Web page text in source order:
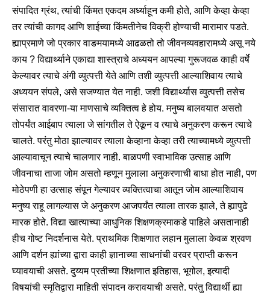
संपादित ग्रंथ, त्यांची किंमत एकदम अर्ध्याहून कमी होते, आणि केव्हा केव्हा
तर त्यांची कागद आणि शाईच्या किंमतीनेच विक्री होण्याची मारामार पडते.
ह्याप्रमाणे जो प्रकार वाङमयामध्ये आढळतो तो जीवनव्यवहारामध्ये असू नये
काय ? विद्यार्थ्याने एकाद्या शास्त्राचे अध्ययन आपल्या गुरूजवळ काही वर्षे
केल्यावर त्याचे अंगी व्युत्पत्ती येते आणि तशी व्युत्पत्ती आल्याशिवाय त्याचे
अध्ययन संपले, असे सजण्यात येत नाही. जशी विद्यार्थ्यास व्युत्पत्ती तसेच
संसारात वावरणा-या माणसाचे व्यक्तित्व हे होय. मनुष्य बालवयात असतो
तोपर्यंत आईबाप त्याला जे सांगतील ते ऐकून व त्याचे अनुकरण करून त्याचे
चालते. परंतु मोठा झाल्यावर त्याला केव्हाना केव्हा तरी त्याच्यामध्ये व्युत्पत्ती
आल्यावाचून त्याचे चालणार नाही. बाळपणी स्वाभाविक उत्साह आणि
जीवनाचा ताजा जोम असतो म्हणून मुलाला अनुकरणाची बाधा होत नाही, पण
मोठेपणी हा उत्साह संपून गेल्यावर व्यक्तित्वाचा आतून जोम आल्याशिवाय
मनुष्य राहू लागल्यास जे अनुकरण आजपर्यंत त्याला तारक झाले, ते ह्यापुढे
मारक होते. विद्या खात्याच्या आधुनिक शिक्षणक्रमाकडे पाहिले असतानाही
हीच गोष्ट निदर्शनास येते. प्राथमिक शिक्षणात लहान मुलाला केवळ श्रवण
आणि दर्शन ह्यांच्या द्वारा काही ज्ञानाच्या साधनांची वरवर प्राप्ती करून
घ्यावयाची असते. दुय्यम प्रतीच्या शिक्षणात इतिहास, भूगोल, इत्यादी
विषयांची स्मृतिद्वारा माहिती संपादन करावयाची असते. परंतु विद्यार्थी ह्या